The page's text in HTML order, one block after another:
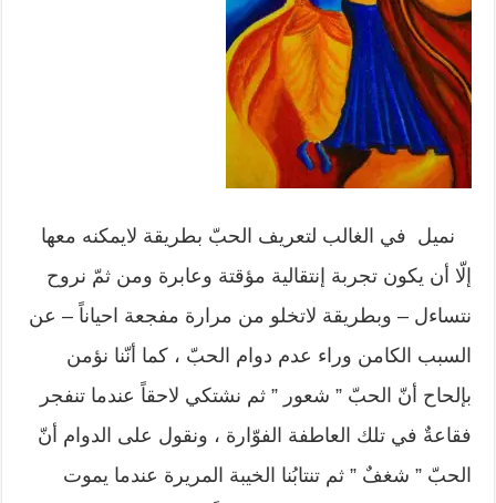
نميل في الغالب لتعريف الحبّ بطريقة لايمكنه معها
إلّا أن يكون تجربة إنتقالية مؤقتة وعابرة ومن ثمّ نروح
نتساءل – وبطريقة لاتخلو من مرارة مفجعة احياناً – عن
السبب الكامن وراء عدم دوام الحبّ ، كما أنّنا نؤمن
بإلحاح أنّ الحبّ ” شعور ” ثم نشتكي لاحقاً عندما تنفجر
فقاعةٌ في تلك العاطفة الفوّارة ، ونقول على الدوام أنّ
الحبّ ” شغفٌ ” ثم تنتابُنا الخيبة المريرة عندما يموت